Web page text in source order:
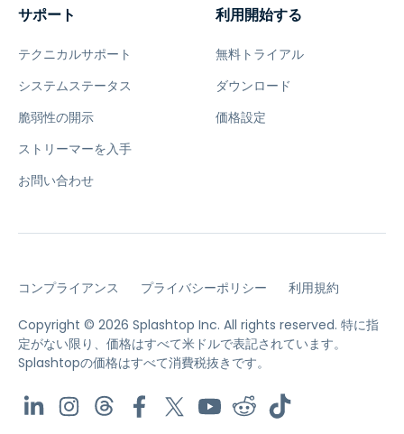
サポート
テクニカルサポート
システムステータス
脆弱性の開示
ストリーマーを入手
お問い合わせ
利用開始する
無料トライアル
ダウンロード
価格設定
コンプライアンス プライバシーポリシー 利用規約
Copyright © 2026 Splashtop Inc. All rights reserved. 特に指
定がない限り、価格はすべて米ドルで表記されています。
Splashtopの価格はすべて消費税抜きです。